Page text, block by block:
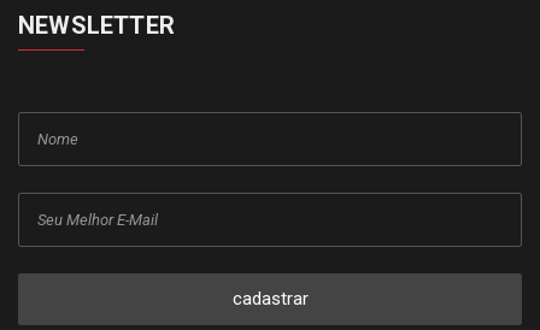
NEWSLETTER
cadastrar